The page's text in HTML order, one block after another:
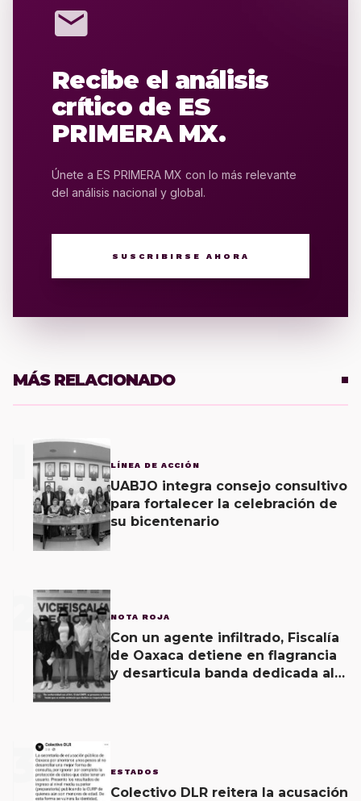
mail
Recibe el análisis
crítico de ES
PRIMERA MX.
Únete a ES PRIMERA MX con lo más relevante
del análisis nacional y global.
SUSCRIBIRSE AHORA
MÁS RELACIONADO
LÍNEA DE ACCIÓN
UABJO integra consejo consultivo
para fortalecer la celebración de
su bicentenario
2 NOTA ROJA
Con un agente infiltrado, Fiscalía
de Oaxaca detiene en flagrancia
y desarticula banda dedicada al
3 ESTADOS
Colectivo DLR reitera la acusación